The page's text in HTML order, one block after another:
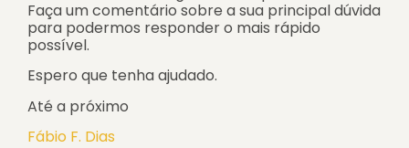
Faça um comentário sobre a sua principal dúvida
para podermos responder o mais rápido
possível.
Espero que tenha ajudado.
Até a próximo
Fábio F. Dias